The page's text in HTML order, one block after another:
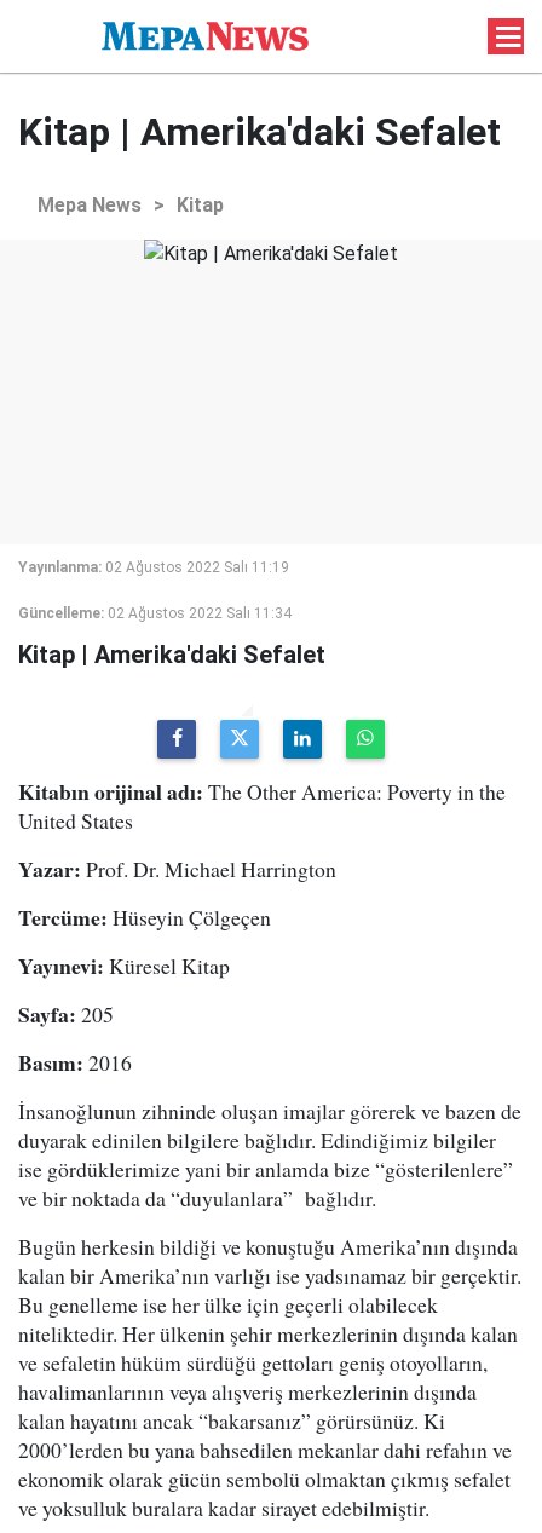
Kitap | Amerika'daki Sefalet
Mepa News > Kitap
Yayınlanma: 02 Ağustos 2022 Salı 11:19
Güncelleme: 02 Ağustos 2022 Salı 11:34
Kitap | Amerika'daki Sefalet
Kitabın orijinal adı: The Other America: Poverty in the
United States
Yazar: Prof. Dr. Michael Harrington
Tercüme: Hüseyin Çölgeçen
Yayınevi: Küresel Kitap
Sayfa: 205
Basım: 2016
İnsanoğlunun zihninde oluşan imajlar görerek ve bazen de
duyarak edinilen bilgilere bağlıdır. Edindiğimiz bilgiler
ise gördüklerimize yani bir anlamda bize “gösterilenlere”
ve bir noktada da “duyulanlara” bağlıdır.
Bugün herkesin bildiği ve konuştuğu Amerika’nın dışında
kalan bir Amerika’nın varlığı ise yadsınamaz bir gerçektir.
Bu genelleme ise her ülke için geçerli olabilecek
niteliktedir. Her ülkenin şehir merkezlerinin dışında kalan
ve sefaletin hüküm sürdüğü gettoları geniş otoyolların,
havalimanlarının veya alışveriş merkezlerinin dışında
kalan hayatını ancak “bakarsanız” görürsünüz. Ki
2000’lerden bu yana bahsedilen mekanlar dahi refahın ve
ekonomik olarak gücün sembolü olmaktan çıkmış sefalet
ve yoksulluk buralara kadar sirayet edebilmiştir.